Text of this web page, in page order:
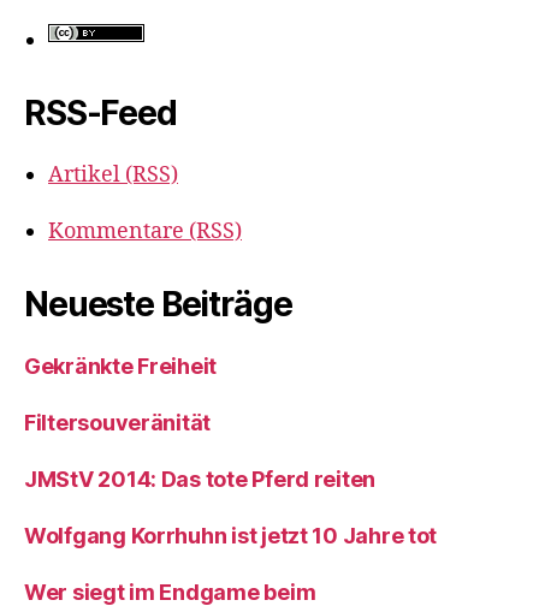
RSS-Feed
Artikel (RSS)
Kommentare (RSS)
Neueste Beiträge
Gekränkte Freiheit
Filtersouveränität
JMStV 2014: Das tote Pferd reiten
Wolfgang Korrhuhn ist jetzt 10 Jahre tot
Wer siegt im Endgame beim